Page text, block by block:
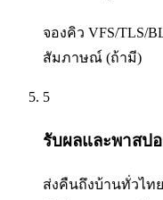
จองคิว VFS/TLS/
สัมภาษณ์ (ถ้ามี)
5
รับผลและพาสป
ส่งคืนถึงบ้านทั่วไท